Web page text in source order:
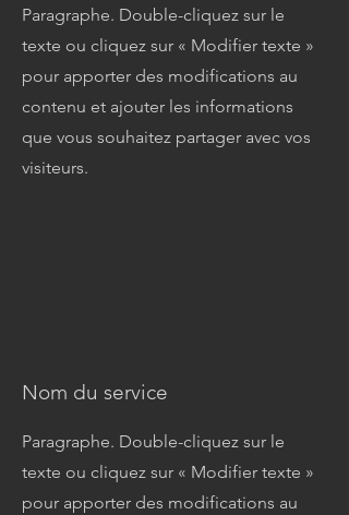
Paragraphe. Double-cliquez sur le
texte ou cliquez sur « Modifier texte »
pour apporter des modifications au
contenu et ajouter les informations
que vous souhaitez partager avec vos
visiteurs.
Nom du service
Paragraphe. Double-cliquez sur le
texte ou cliquez sur « Modifier texte »
pour apporter des modifications au